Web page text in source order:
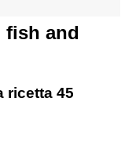
fish and
ricetta 45